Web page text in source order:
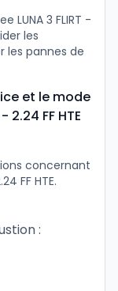
LUNA 3 FLIRT -
les
les pannes de
et le mode
2.24 FF HTE
concernant
FF HTE.
: